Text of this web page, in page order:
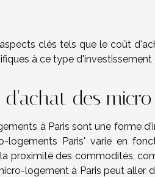
clés tels que le coût
à ce type
d'achat des
à Paris sont une forme
logements Paris' varie en
proximité des commodités,
logement à Paris peut aller